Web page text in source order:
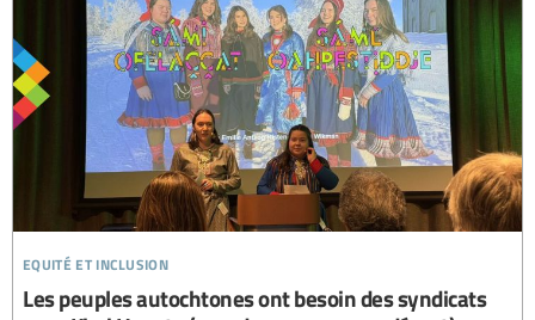
equité et inclusion
Les peuples autochtones ont besoin des syndicats